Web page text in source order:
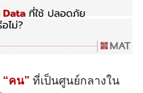
“คน” ที่เป็นศูนย์กลางใน